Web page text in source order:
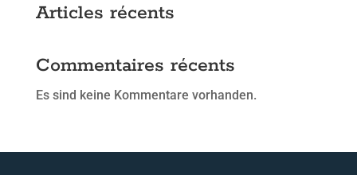
Articles récents
Commentaires récents
Es sind keine Kommentare vorhanden.